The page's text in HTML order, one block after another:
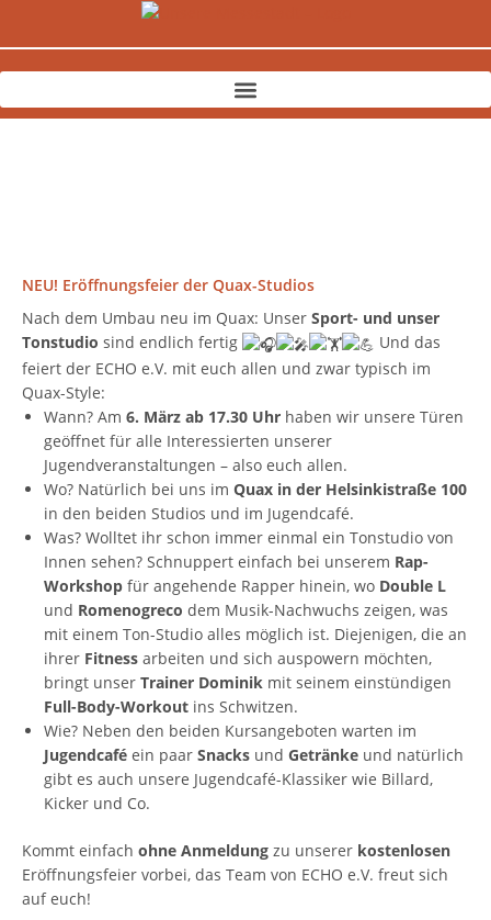
NEU! Eröffnungsfeier der Quax-Studios
Nach dem Umbau neu im Quax: Unser Sport- und unser
Tonstudio sind endlich fertig
Und das
feiert der ECHO e.V. mit euch allen und zwar typisch im
Quax-Style:
Wann? Am 6. März ab 17.30 Uhr haben wir unsere Türen
geöffnet für alle Interessierten unserer
Jugendveranstaltungen – also euch allen.
Wo? Natürlich bei uns im Quax in der Helsinkistraße 100
in den beiden Studios und im Jugendcafé.
Was? Wolltet ihr schon immer einmal ein Tonstudio von
Innen sehen? Schnuppert einfach bei unserem Rap-
Workshop für angehende Rapper hinein, wo Double L
und Romenogreco dem Musik-Nachwuchs zeigen, was
mit einem Ton-Studio alles möglich ist. Diejenigen, die an
ihrer Fitness arbeiten und sich auspowern möchten,
bringt unser Trainer Dominik mit seinem einstündigen
Full-Body-Workout ins Schwitzen.
Wie? Neben den beiden Kursangeboten warten im
Jugendcafé ein paar Snacks und Getränke und natürlich
gibt es auch unsere Jugendcafé-Klassiker wie Billard,
Kicker und Co.
Kommt einfach ohne Anmeldung zu unserer kostenlosen
Eröffnungsfeier vorbei, das Team von ECHO e.V. freut sich
auf euch!